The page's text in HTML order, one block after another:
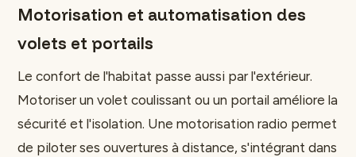
Motorisation et automatisation des
volets et portails
Le confort de l'habitat passe aussi par l'extérieur.
Motoriser un volet coulissant ou un portail améliore la
sécurité et l'isolation. Une motorisation radio permet
de piloter ses ouvertures à distance, s'intégrant dans